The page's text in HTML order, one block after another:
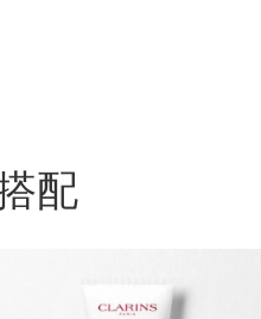
配